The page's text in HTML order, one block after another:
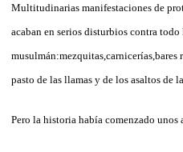
Multitudinarias manifestaciones de
acaban en serios disturbios contra todo
musulmán:mezquitas,carnicerías,bares
pasto de las llamas y de los asaltos de
Pero la historia había comenzado unos